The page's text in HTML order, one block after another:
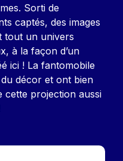
Sorti de
captés, des images
tout un univers
à la façon d’un
ici ! La fantomobile
décor et ont bien
cette projection aussi